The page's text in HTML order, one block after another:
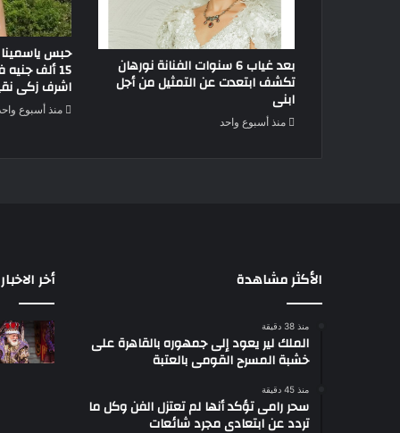
بعد غياب 6 سنوات الفنانة نورهان
تكشف ابتعدت عن التمثيل من أجل
ابنى
منذ أسبوع واحد
حبس
15 ألف
اشرف زكى
منذ أسبوع
الأكثر مشاهدة
منذ 38 دقيقة
الملك لير يعود إلى جمهوره بالقاهرة على
خشبة المسرح القومى بالعتبة
منذ 45 دقيقة
سحر رامى تؤكد أنها لم تعتزل الفن وكل ما
تردد عن ابتعادى مجرد شائعات
أخر الاخبار